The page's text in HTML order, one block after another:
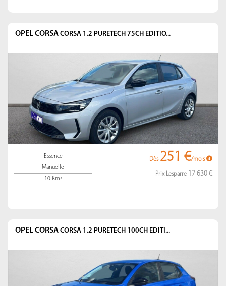
OPEL CORSA CORSA 1.2 PURETECH 75CH EDITIO...
Essence
Manuelle
10 Kms
Dès 251 €/mois
Prix Lesparre 17 630 €
OPEL CORSA CORSA 1.2 PURETECH 100CH EDITI...